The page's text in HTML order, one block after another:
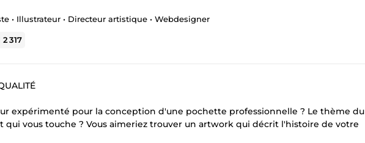
• Illustrateur • Directeur artistique • Webdesigner
2 317
expérimenté pour la conception d'une pochette professionnelle ? Le thème du
qui vous touche ? Vous aimeriez trouver un artwork qui décrit l'histoire de votre